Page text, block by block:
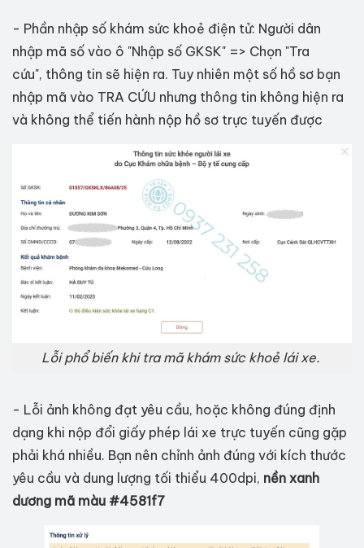
- Phần nhập số khám sức khoẻ điện tử: Người dân
nhập mã số vào ô "Nhập số GKSK" => Chọn "Tra
cứu", thông tin sẽ hiện ra. Tuy nhiên một số hồ sơ bạn
nhập mã vào TRA CỨU nhưng thông tin không hiện ra
và không thể tiến hành nộp hồ sơ trực tuyến được
Lỗi phổ biến khi tra mã khám sức khoẻ lái xe.
- Lỗi ảnh không đạt yêu cầu, hoặc không đúng định
dạng khi nộp đổi giấy phép lái xe trực tuyến cũng gặp
phải khá nhiều. Bạn nên chỉnh ảnh đúng với kích thước
yêu cầu và dung lượng tối thiểu 400dpi, nền xanh
dương mã màu #4581f7